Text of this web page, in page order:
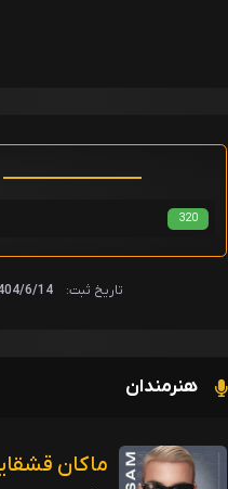
320
تاریخ ثبت: 6/14
هنرمندان
ماکان